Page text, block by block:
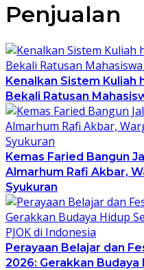
Penjualan
Kenalkan Sistem Kuliah
Bekali Ratusan
Kemas Faried Bangun
Almarhum Rafi Akbar,
Syukuran
Perayaan Belajar dan
2026: Gerakkan